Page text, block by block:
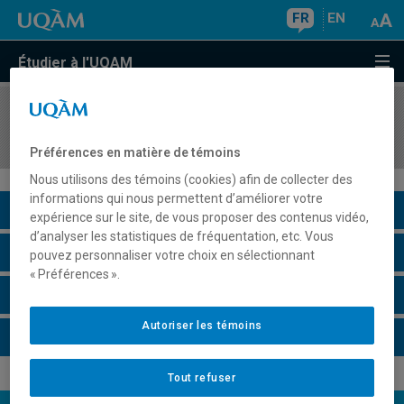
FR EN
Étudier à l'UQAM
COURS//
Description du cours
Horaire - Été 2026
Préférences en matière de témoins
Nous utilisons des témoins (cookies) afin de collecter des
informations qui nous permettent d’améliorer votre
expérience sur le site, de vous proposer des contenus vidéo,
d’analyser les statistiques de fréquentation, etc. Vous
pouvez personnaliser votre choix en sélectionnant
« Préférences ».
Tout refuser
Autoriser les témoins